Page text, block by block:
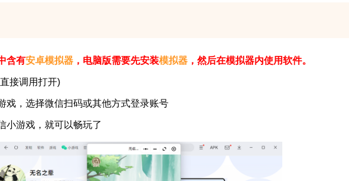
含有安卓模拟器 ，电脑版需要先安装模拟器 ，然后在模拟器内使用软件。
接调用打开)
，选择微信扫码或其他方式登录账号
游戏，就可以畅玩了